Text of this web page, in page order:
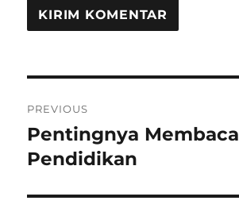
pos
PREVIOUS
Previous
post:
Pentingnya
Pendidikan